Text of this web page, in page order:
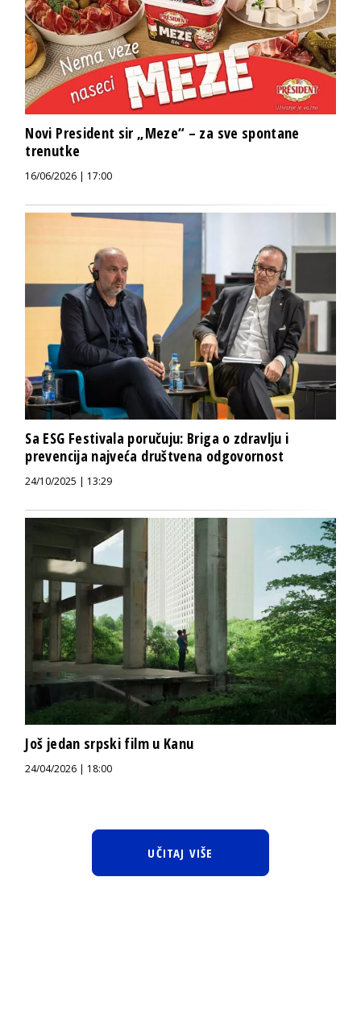
Novi President sir „Meze“ – za sve spontane
trenutke
16/06/2026 | 17:00
Sa ESG Festivala poručuju: Briga o zdravlju i
prevencija najveća društvena odgovornost
24/10/2025 | 13:29
Još jedan srpski film u Kanu
24/04/2026 | 18:00
UČITAJ VIŠE